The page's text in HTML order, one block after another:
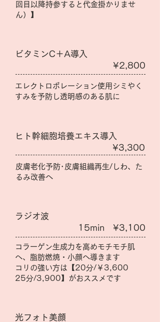
回目以降持参すると代金掛かりませ
ん）】
ビタミンC＋A導入
¥2,800
エレクトロポレーション使用シミやく
すみを予防し透明感のある肌に
ヒト幹細胞培養エキス導入
¥3,300
皮膚老化予防･皮膚組織再生/しわ、た
るみ改善へ
ラジオ波
15min ¥3,100
コラーゲン生成力を高めモチモチ肌
へ、脂肪燃焼・小顔へ導きます
​コリの強い方は【20分/￥3,600
25分/3,900】がおススメです
光フォト美顔